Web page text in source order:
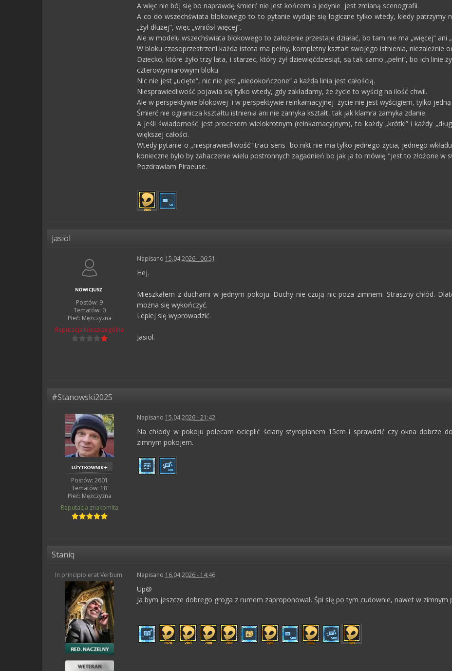
A więc nie bój się bo naprawdę śmierć nie jest końcem a jedynie jest zmianą scenografii.
A co do wszechświata blokowego to to pytanie wydaje się logiczne tylko wtedy, kiedy patrzymy
„żył dłużej”, więc „wniósł więcej”.
Ale w modelu wszechświata blokowego to założenie przestaje działać, bo tam nie ma „więcej” ani
W bloku czasoprzestrzeni każda istota ma pełny, kompletny kształt swojego istnienia, niezależnie
Dziecko, które żyło trzy lata, i starzec, który żył dziewięćdziesiąt, są tak samo „pełni”, bo ich
czterowymiarowym bloku.
Nic nie jest „ucięte”, nic nie jest „niedokończone” a każda linia jest całością.
Niesprawiedliwość pojawia się tylko wtedy, gdy zakładamy, że życie to wyścig na ilość chwil.
Ale w perspektywie blokowej i w perspektywie reinkarnacyjnej życie nie jest wyścigiem, tylko
Śmierć nie ogranicza kształtu istnienia ani nie zamyka kształt, tak jak klamra zamyka zdanie.
A jeśli świadomość jest procesem wielokrotnym (reinkarnacyjnym), to każdy „krótki” i każdy
większej całości.
Wtedy pytanie o „niesprawiedliwość” traci sens bo nikt nie ma tylko jednego życia, jednego
konieczne było by zahaczenie wielu postronnych zagadnień bo jak ja to mówię "jest to złożone w
Pozdrawiam Piraeuse.
jasiol
Postów: 9
Tematów: 0
Płeć: Mężczyzna
Reputacja Nieszczególna
Napisano 15.04.2026 - 06:51
Hej.
Mieszkałem z duchami w jednym pokoju. Duchy nie czują nic poza zimnem. Straszny chłód.
można się wykończyć.
Lepiej się wyprowadzić.
Jasiol.
#Stanowski2025
Postów: 2601
Tematów: 18
Płeć: Mężczyzna
Reputacja znakomita
Napisano 15.04.2026 - 21:42
Na chłody w pokoju polecam ocieplić ściany styropianem 15cm i sprawdzić czy okna dobrze
zimnym pokojem.
Staniq
In principio erat Verbum. Napisano 16.04.2026 - 14:46
Up@
Ja bym jeszcze dobrego groga z rumem zaproponował. Śpi się po tym cudownie, nawet w zimnym